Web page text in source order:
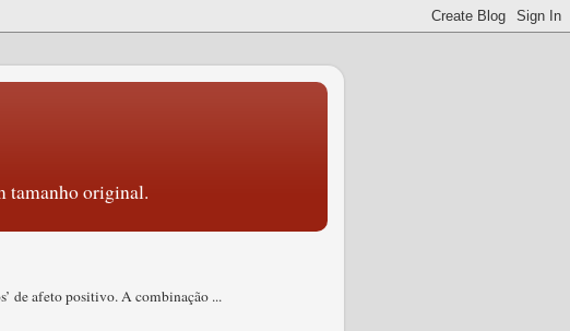
tamanho original.
de afeto positivo. A combinação ...